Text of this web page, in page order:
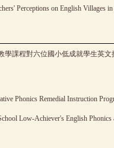
Perceptions on English Villages in
學課程對六位國小低成就學生英文
Phonics Remedial Instruction
Low-Achiever's English Phonics